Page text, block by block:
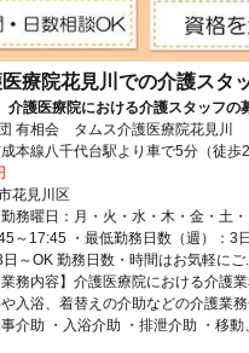
療院花見川での介護スタ
介護医療院における介護スタッフの
有相会 タムス介護医療院花見川
本線八千代台駅より車で5分（徒
花見川区
務曜日：月・火・水・木・金・土
～17:45 ・最低勤務日数（週）：3
～OK 勤務日数・時間はお気軽にご
務内容】介護医療院における介護
入浴、着替えの介助などの介護業
介助 ・入浴介助 ・排泄介助 ・移